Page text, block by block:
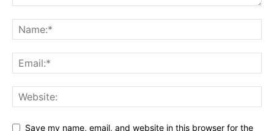
Save my name, email, and website in this browser for the